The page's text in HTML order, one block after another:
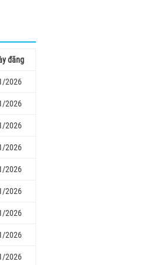
đăng
2026
2026
2026
2026
2026
2026
2026
2026
2026